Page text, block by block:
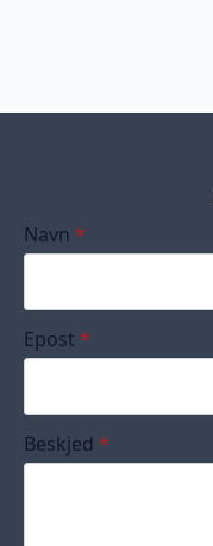
Navn *
Epost *
Beskjed *